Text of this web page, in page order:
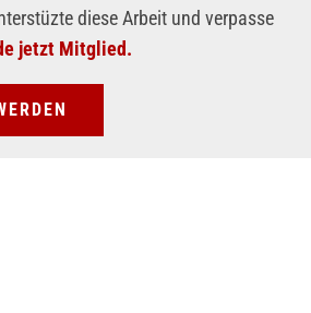
diese Arbeit und verpasse
jetzt Mitglied.